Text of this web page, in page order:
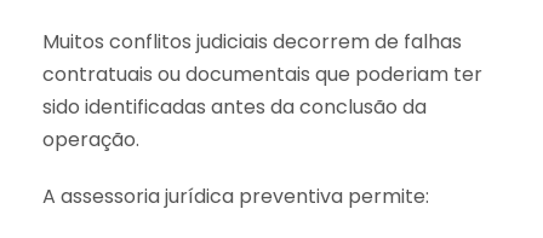
Muitos conflitos judiciais decorrem de falhas
contratuais ou documentais que poderiam ter
sido identificadas antes da conclusão da
operação.
A assessoria jurídica preventiva permite: